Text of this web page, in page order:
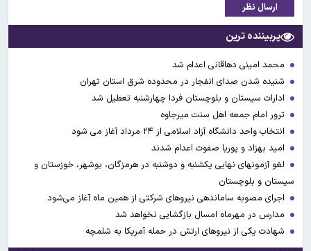
ارسال نظر
پربیننده ترین
محمد امینی دهاقانی اعدام شد
شنیده شدن صدای انفجار در محدوده شرق استان تهران
ادارات سیستان و بلوچستان فردا چهارشنبه تعطیل شد
ترور امام جمعه اهل سنت میرجاوه
انتخاب واحد دانشگاه آزاد اسلامی از ۲۴ مرداد آغاز می شود
امید بهزاد و پوریا صفوت اعدام شدند
لغو آزمونهای نهایی یکشنبه و دوشنبه در هرمزگان، بوشهر، خوزستان و
سیستان و بلوچستان
اجرای مصوبه ساماندهی نیرو‌های شرکتی از همین ماه آغاز می‌شود
مدارس در مهرماه امسال بازگشایی نخواهد شد
شهادت یکی از نیروهای ارتش در حمله آمریکا به شلمچه